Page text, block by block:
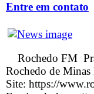
Entre em contato
Rochedo FM
Rochedo de
Site: https://